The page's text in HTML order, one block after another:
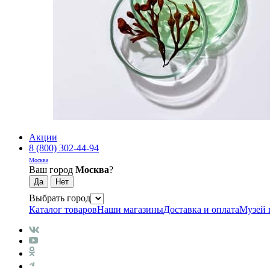
Акции
8 (800) 302-44-94
Москва
Ваш город Москва?
Выбрать город
Каталог товаровНаши магазиныДоставка и оплатаМузей